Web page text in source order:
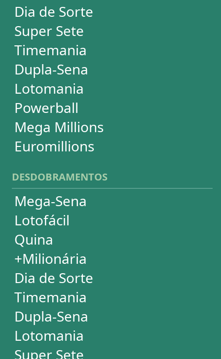
Mega-Sena
Lotofácil
Quina
+Milionária
Dia de Sorte
Timemania
Dupla-Sena
Lotomania
Super Sete
Mega Millions
EuroMillions
ASSINATURA
Assinatura
Palpites Estatísticos
Análises Estatísticas
Simulador de Apostas
Conferidor de Apostas
Desdobramentos Especiais
Impressão de Volantes